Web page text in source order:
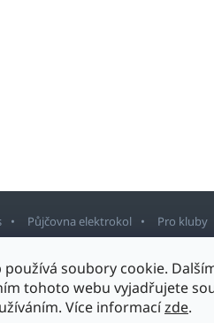
používá soubory cookie.
tohoto webu vyjadřujete
Více informacízde.
Půjčovna elektrokol Pro kluby
. Všechna práva vyhrazena.